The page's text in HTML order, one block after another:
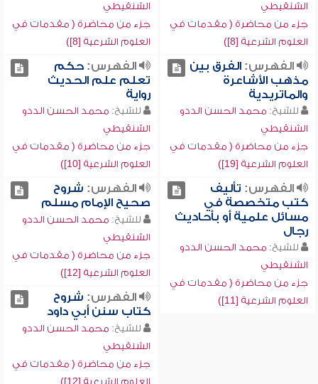
الشنقيطي
جزء من محاضرة ( مقدمات في
العلوم الشرعية [8])
الشنقيطي
جزء من محاضرة ( مقدمات في
العلوم الشرعية [8])
الفهرس:الفرق بين
مذهب الأشاعرة
والماتريدية
للشيخ: محمد الحسن الددو
الشنقيطي
جزء من محاضرة ( مقدمات في
العلوم الشرعية [19])
الفهرس:حكم
تعلم علم الحديث
رواية
للشيخ: محمد الحسن الددو
الشنقيطي
جزء من محاضرة ( مقدمات في
العلوم الشرعية [10])
الفهرس: تأليف
كتب متخصصة في
مسائل علمية أو بأحاديث
رجال
للشيخ: محمد الحسن الددو
الشنقيطي
جزء من محاضرة ( مقدمات في
العلوم الشرعية [11])
الفهرس: شروح
صحيح الإمام مسلم
للشيخ: محمد الحسن الددو
الشنقيطي
جزء من محاضرة ( مقدمات في
العلوم الشرعية [12])
الفهرس: شروح
كتاب سنن أبي داود
للشيخ: محمد الحسن الددو
الشنقيطي
جزء من محاضرة ( مقدمات في
العلوم الشرعية [12])